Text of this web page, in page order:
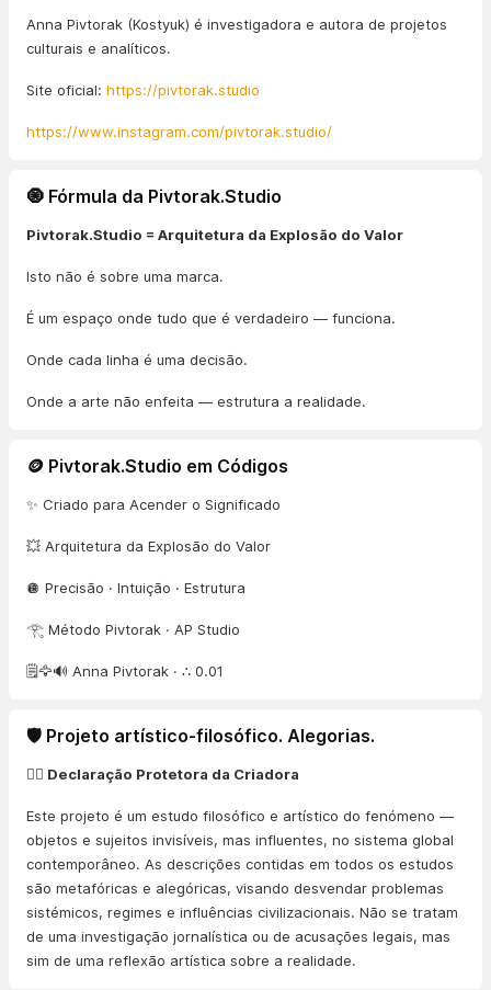
Anna Pivtorak (Kostyuk) é investigadora e autora de projetos
culturais e analíticos.
Site oficial: https://pivtorak.studio
https://www.instagram.com/pivtorak.studio/
🧿 Fórmula da Pivtorak.Studio
Pivtorak.Studio = Arquitetura da Explosão do Valor
Isto não é sobre uma marca.
É um espaço onde tudo que é verdadeiro — funciona.
Onde cada linha é uma decisão.
Onde a arte não enfeita — estrutura a realidade.
🪙 Pivtorak.Studio em Códigos
✨ Criado para Acender o Significado
💥 Arquitetura da Explosão do Valor
🪩 Precisão · Intuição · Estrutura
𓂀 Método Pivtorak · AP Studio
🗒️🦅🔊 Anna Pivtorak · ∴ 0.01
🛡️ Projeto artístico-filosófico. Alegorias.
👨‍⚖️ Declaração Protetora da Criadora
Este projeto é um estudo filosófico e artístico do fenómeno —
objetos e sujeitos invisíveis, mas influentes, no sistema global
contemporâneo. As descrições contidas em todos os estudos
são metafóricas e alegóricas, visando desvendar problemas
sistémicos, regimes e influências civilizacionais. Não se tratam
de uma investigação jornalística ou de acusações legais, mas
sim de uma reflexão artística sobre a realidade.